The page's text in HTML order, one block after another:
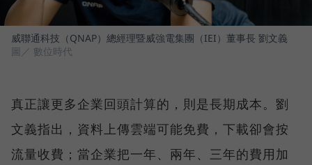
威聯通科技（QNAP）總經理暨威強電集團（IEI）董事長 劉文義
圖／ 數位時代
真正讓更多企業回頭計算的，則是長期成本。劉
文義指出，資料上傳雲端可能免費，下載卻會按
流量收費；當企業把一年、兩年、三年的費用加